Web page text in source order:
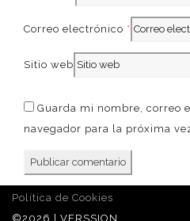
Correo electrónico *
Sitio web
Guarda mi nombre, correo
navegador para la próxima
Política de Cookies
©2026 | VERSSION